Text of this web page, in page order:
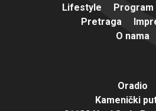
Lifestyle
Program
Pretraga
O nama
Oradio
Kamenički